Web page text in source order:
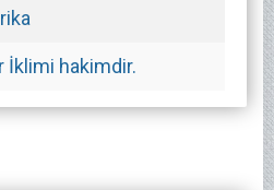
İklimi hakimdir.